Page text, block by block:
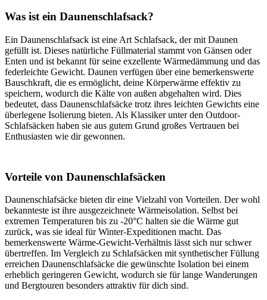
Was ist ein Daunenschlafsack?
Ein Daunenschlafsack ist eine Art Schlafsack, der mit Daunen
gefüllt ist. Dieses natürliche Füllmaterial stammt von Gänsen oder
Enten und ist bekannt für seine exzellente Wärmedämmung und das
federleichte Gewicht. Daunen verfügen über eine bemerkenswerte
Bauschkraft, die es ermöglicht, deine Körperwärme effektiv zu
speichern, wodurch die Kälte von außen abgehalten wird. Dies
bedeutet, dass Daunenschlafsäcke trotz ihres leichten Gewichts eine
überlegene Isolierung bieten. Als Klassiker unter den Outdoor-
Schlafsäcken haben sie aus gutem Grund großes Vertrauen bei
Enthusiasten wie dir gewonnen.
Vorteile von Daunenschlafsäcken
Daunenschlafsäcke bieten dir eine Vielzahl von Vorteilen. Der wohl
bekannteste ist ihre ausgezeichnete Wärmeisolation. Selbst bei
extremen Temperaturen bis zu -20°C halten sie die Wärme gut
zurück, was sie ideal für Winter-Expeditionen macht. Das
bemerkenswerte Wärme-Gewicht-Verhältnis lässt sich nur schwer
übertreffen. Im Vergleich zu Schlafsäcken mit synthetischer Füllung
erreichen Daunenschlafsäcke die gewünschte Isolation bei einem
erheblich geringeren Gewicht, wodurch sie für lange Wanderungen
und Bergtouren besonders attraktiv für dich sind.